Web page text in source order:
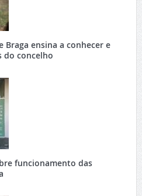
ensina a conhecer e
do concelho
funcionamento das